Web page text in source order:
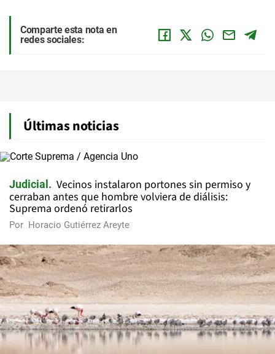
Comparte esta nota en
redes sociales:
Últimas noticias
Judicial
Vecinos instalaron portones sin permiso y
cerraban antes que hombre volviera de diálisis:
Suprema ordenó retirarlos
Por Horacio Gutiérrez Areyte